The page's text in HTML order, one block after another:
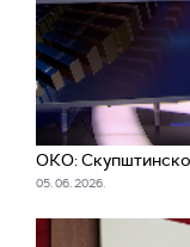
ОКО: Скупштинско
05. 06. 2026.